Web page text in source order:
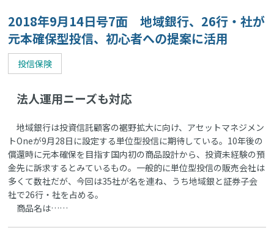
2018年9月14日号7面 地域銀行、26行・社が
元本確保型投信、初心者への提案に活用
投信保険
法人運用ニーズも対応
地域銀行は投資信託顧客の裾野拡大に向け、アセットマネジメン
トOneが9月28日に設定する単位型投信に期待している。10年後の
償還時に元本確保を目指す国内初の商品設計から、投資未経験の預
金先に訴求するとみているもの。一般的に単位型投信の販売会社は
多くて数社だが、今回は35社が名を連ね、うち地域銀と証券子会
社で26行・社を占める。
商品名は……